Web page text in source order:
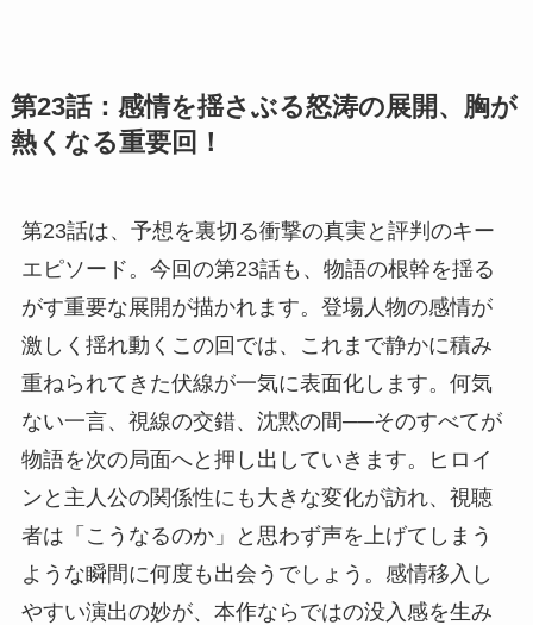
第23話：感情を揺さぶる怒涛の展開、胸が
熱くなる重要回！
第23話は、予想を裏切る衝撃の真実と評判のキー
エピソード。今回の第23話も、物語の根幹を揺る
がす重要な展開が描かれます。登場人物の感情が
激しく揺れ動くこの回では、これまで静かに積み
重ねられてきた伏線が一気に表面化します。何気
ない一言、視線の交錯、沈黙の間──そのすべてが
物語を次の局面へと押し出していきます。ヒロイ
ンと主人公の関係性にも大きな変化が訪れ、視聴
者は「こうなるのか」と思わず声を上げてしまう
ような瞬間に何度も出会うでしょう。感情移入し
やすい演出の妙が、本作ならではの没入感を生み